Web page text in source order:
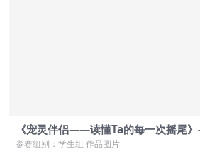
《宠灵伴侣——读懂Ta的每一次摇尾
参赛组别：学生组 作品图片